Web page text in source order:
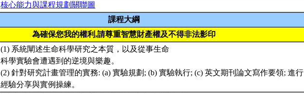
核心能力與課程規劃關聯圖
課程大綱
為確保您我的權利,請尊重智慧財產權及不得非法影印
(1) 系統闡述生命科學研究之本質，以及從事生命
科學實驗會遭遇到的逆境與樂趣。
(2) 針對研究計畫管理的實務: (a) 實驗規劃; (b) 實驗執行; (c) 英文期刊論文寫作要領; 進行
經驗分享與實例操練。